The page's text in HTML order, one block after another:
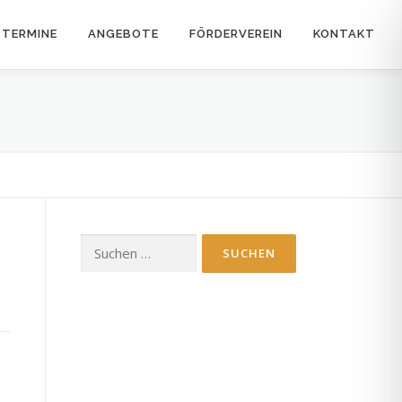
TERMINE ANGEBOTE FÖRDERVEREIN KONTAKT
nach: